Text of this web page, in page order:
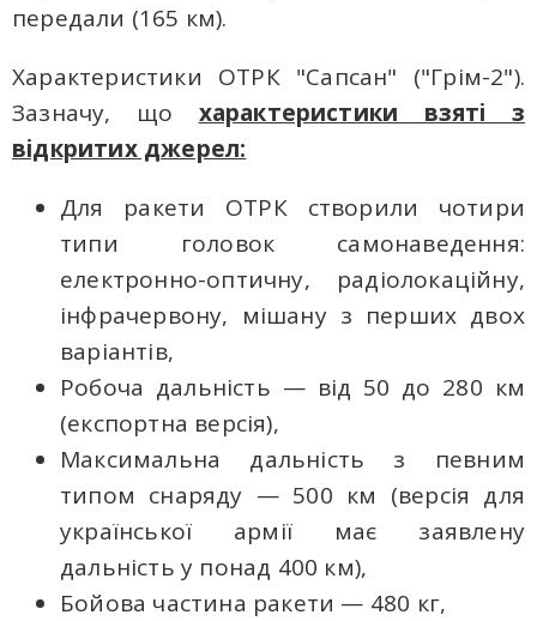
передали (165 км).
Характеристики ОТРК "Сапсан" ("Грім-2").
Зазначу, що характеристики взяті з
відкритих джерел:
Для ракети ОТРК створили чотири
типи головок самонаведення:
електронно-оптичну, радіолокаційну,
інфрачервону, мішану з перших двох
варіантів,
Робоча дальність — від 50 до 280 км
(експортна версія),
Максимальна дальність з певним
типом снаряду — 500 км (версія для
української армії має заявлену
дальність у понад 400 км),
Бойова частина ракети — 480 кг,